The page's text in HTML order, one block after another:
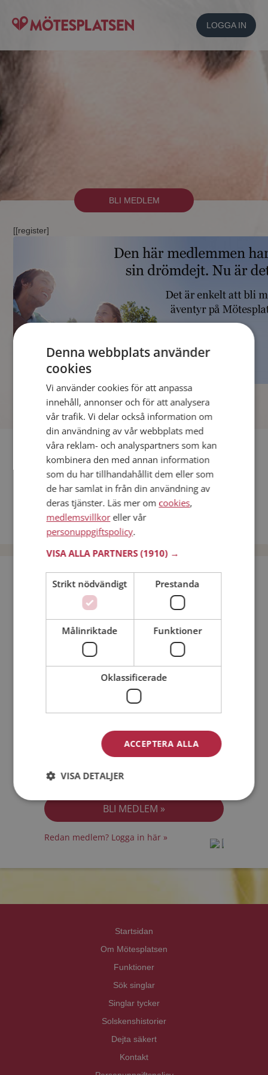
LOGGA IN
BLI MEDLEM
[[register]
Fler singlar
Andra singlar från Stockholm
Kvinnor från Stockholm
Dejta kvinnor i Sverige
Dejta män i Sverige
Bli medlem utan kostnad!
Min ålder:
Jag accepterar Personuppgiftspolicyn
Redan medlem? Logga in här »
Startsidan
Om Mötesplatsen
Funktioner
Sök singlar
Singlar tycker
Solskenshistorier
Dejta säkert
Kontakt
Denna webbplats använder
cookies
Vi använder cookies för att anpassa
innehåll, annonser och för att analysera
vår trafik. Vi delar också information om
din användning av vår webbplats med
våra reklam- och analyspartners som kan
kombinera den med annan information
som du har tillhandahållit dem eller som
de har samlat in från din användning av
deras tjänster. Läs mer om cookies,
medlemsvillkoreller vår
personuppgiftspolicy.
VISA ALLA PARTNERS(1910) →
Strikt nödvändigt Prestanda
Målinriktade Funktioner
Oklassificerade
ACCEPTERA ALLA
VISA DETALJER